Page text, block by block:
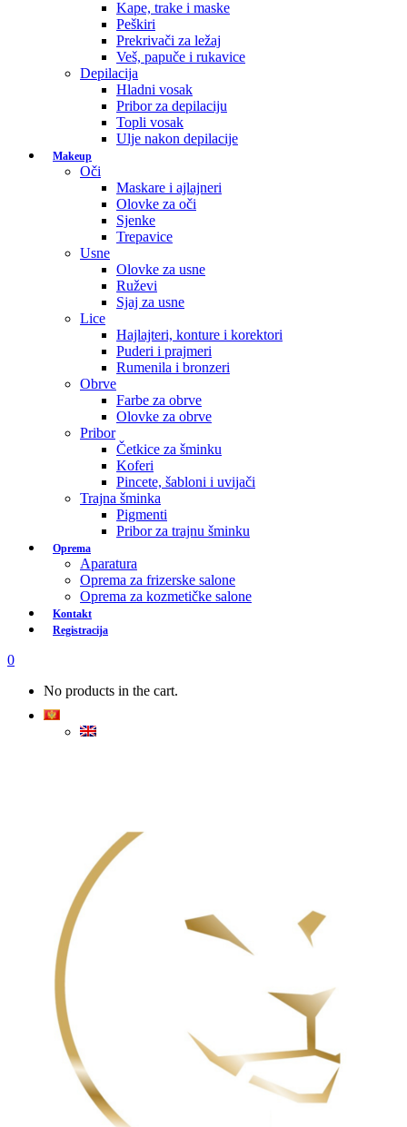
Kape, trake i maske
Peškiri
Prekrivači za ležaj
Veš, papuče i rukavice
Depilacija
Hladni vosak
Pribor za depilaciju
Topli vosak
Ulje nakon depilacije
Makeup
Oči
Maskare i ajlajneri
Olovke za oči
Sjenke
Trepavice
Usne
Olovke za usne
Ruževi
Sjaj za usne
Lice
Hajlajteri, konture i korektori
Puderi i prajmeri
Rumenila i bronzeri
Obrve
Farbe za obrve
Olovke za obrve
Pribor
Četkice za šminku
Koferi
Pincete, šabloni i uvijači
Trajna šminka
Pigmenti
Pribor za trajnu šminku
Oprema
Aparatura
Oprema za frizerske salone
Oprema za kozmetičke salone
Kontakt
Registracija
0
No products in the cart.